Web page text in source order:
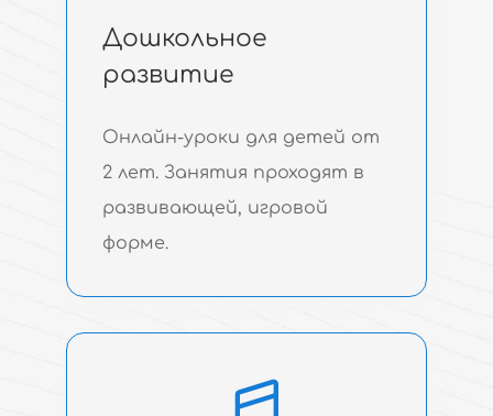
Дошкольное
развитие
Онлайн-уроки для детей от
2 лет. Занятия проходят в
развивающей, игровой
форме.